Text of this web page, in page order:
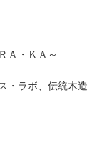
Ａ・ＫＡ～
・ラボ、伝統木造